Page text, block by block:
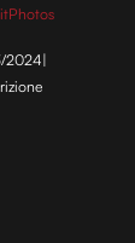
2024|